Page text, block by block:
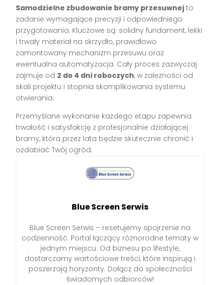
Samodzielne zbudowanie bramy przesuwnej to
zadanie wymagające precyzji i odpowiedniego
przygotowania. Kluczowe są: solidny fundament, lekki
i trwały materiał na skrzydło, prawidłowo
zamontowany mechanizm przesuwu oraz
ewentualna automatyzacja. Cały proces zazwyczaj
zajmuje od 2 do 4 dni roboczych, w zależności od
skali projektu i stopnia skomplikowania systemu
otwierania.
Przemyślane wykonanie każdego etapu zapewnia
trwałość i satysfakcję z profesjonalnie działającej
bramy, która przez lata będzie skutecznie chronić i
ozdabiać Twój ogród.
Blue Screen Serwis
Blue Screen Serwis – resetujemy spojrzenie na
codzienność. Portal łączący różnorodne tematy w
jednym miejscu. Od biznesu po lifestyle,
dostarczamy wartościowe treści, które inspirują i
poszerzają horyzonty. Dołącz do społeczności
świadomych odbiorców!